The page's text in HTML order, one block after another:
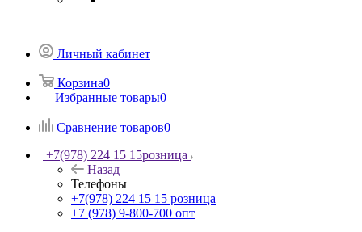
Личный кабинет
Корзина0
Избранные товары0
Сравнение товаров0
+7(978) 224 15 15розница
Назад
Телефоны
+7(978) 224 15 15 розница
+7 (978) 9-800-700 опт